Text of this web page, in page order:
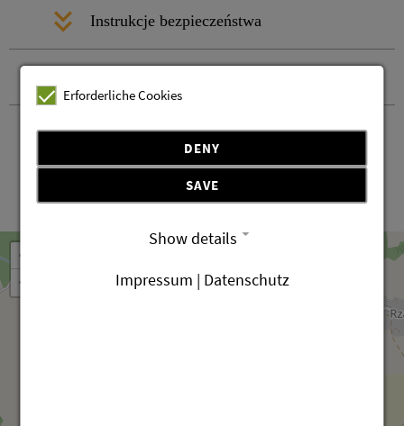
Instrukcje bezpieczeństwa
+
−
Erforderliche Cookies
DENY
SAVE
Show details
Impressum | Datenschutz